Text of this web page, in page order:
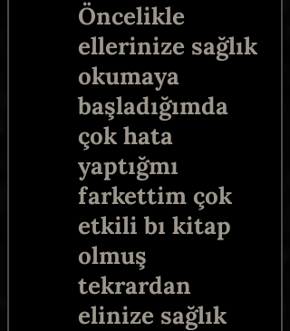
Öncelikle
ellerinize sağlık
okumaya
başladığımda
çok hata
yaptığmı
farkettim çok
etkili bı kitap
olmuş
tekrardan
elinize sağlık